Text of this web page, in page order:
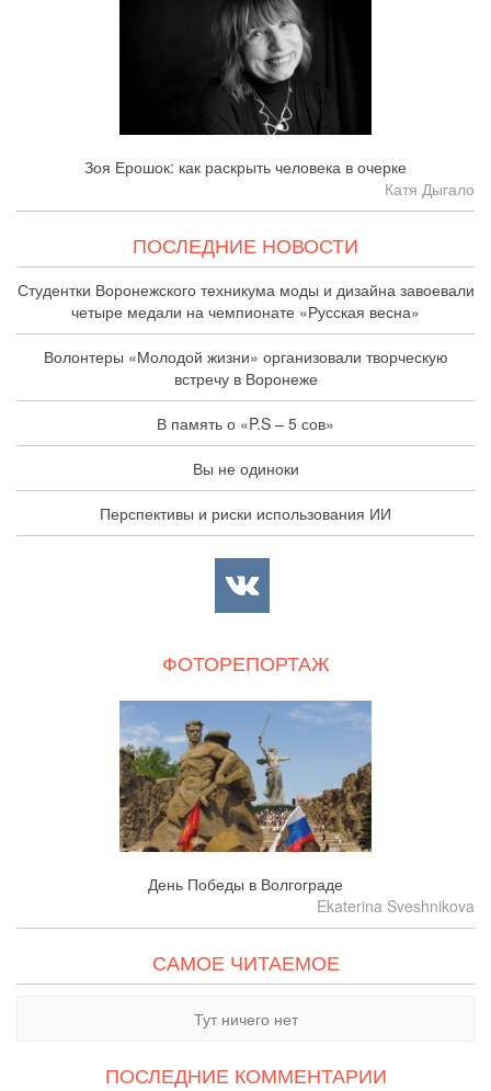
Зоя Ерошок: как раскрыть человека в очерке
Катя Дыгало
ПОСЛЕДНИЕ НОВОСТИ
Студентки Воронежского техникума моды и дизайна завоевали
четыре медали на чемпионате «Русская весна»
Волонтеры «Молодой жизни» организовали творческую
встречу в Воронеже
В память о «P.S – 5 сов»
Вы не одиноки
Перспективы и риски использования ИИ
ФОТОРЕПОРТАЖ
День Победы в Волгограде
Ekaterina Sveshnikova
САМОЕ ЧИТАЕМОЕ
Тут ничего нет
ПОСЛЕДНИЕ КОММЕНТАРИИ